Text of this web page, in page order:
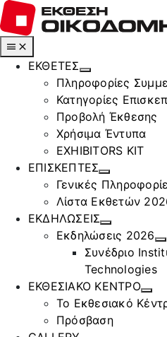
Μετάβαση
στο
περιεχόμενο
Toggle
Navigation
ΕΚΘΕΤΕΣ
Πληροφορίες
Κατηγορίες
Προβολή Έκθεσης
Χρήσιμα Έντυπα
EXHIBITORS KIT
ΕΠΙΣΚΕΠΤΕΣ
Γενικές
Λίστα Εκθετών
ΕΚΔΗΛΩΣΕΙΣ
Εκδηλώσεις 2026
Συνέδριο
Technologies
ΕΚΘΕΣΙΑΚΟ ΚΕΝΤΡΟ
Το Εκθεσιακό
Πρόσβαση